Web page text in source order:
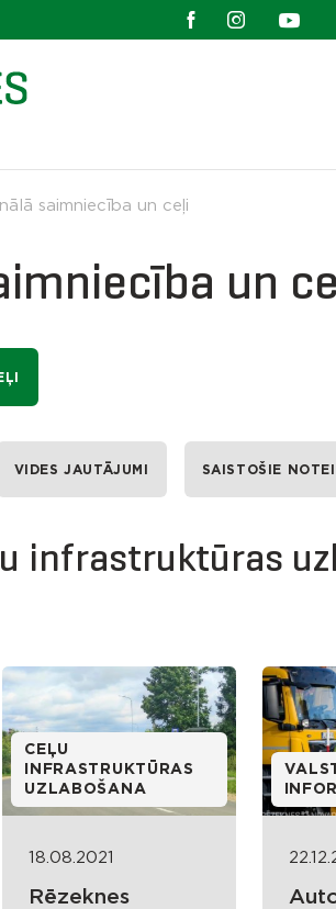
saimniecība un ceļi
un
VIDES JAUTĀJUMI SAISTOŠIE
infrastruktūras
CEĻU
INFRASTRUKTŪRAS
UZLABOŠANA
18.08.2021
Rēzeknes